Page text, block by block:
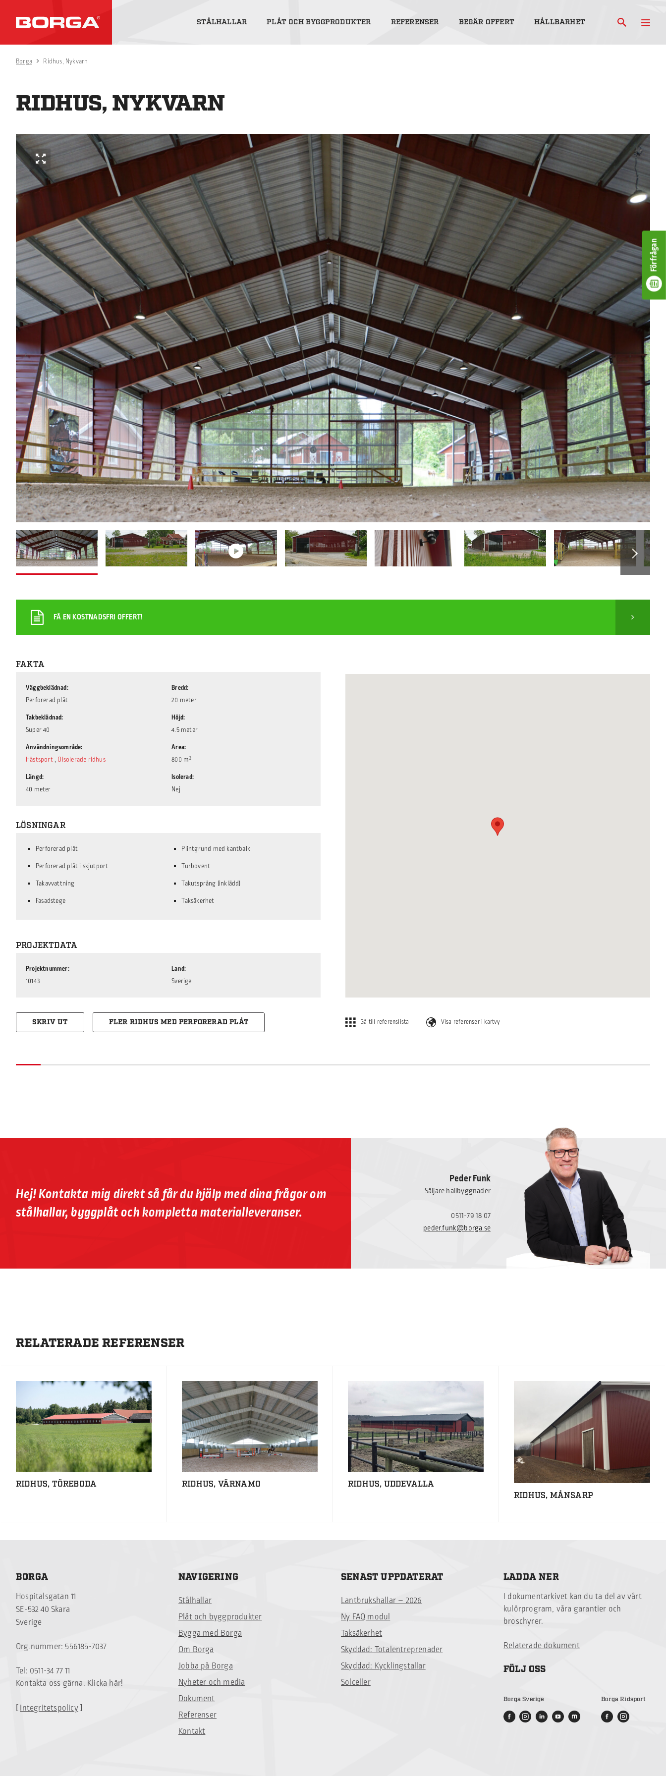
STÅLHALLAR PLÅT OCH BYGGPRODUKTER REFERENSER BEGÄR OFFERT HÅLLBARHET
Förfrågan
Borga Ridhus, Nykvarn
RIDHUS, NYKVARN
FÅ EN KOSTNADSFRI OFFERT!
FAKTA
Väggbeklädnad
Perforerad plåt
Takbeklädnad
Super 40
Användningsområde
Hästsport , Oisolerade ridhus
Längd
40 meter
Bredd
20 meter
Höjd
4.5 meter
Area
800 m²
Isolerad
Nej
LÖSNINGAR
Perforerad plåt
Perforerad plåt i skjutport
Takavvattning
Fasadstege
Plintgrund med kantbalk
Turbovent
Takutsprång (inklädd)
Taksäkerhet
PROJEKTDATA
Projektnummer
10143
Land
Sverige
SKRIV UT FLER RIDHUS MED PERFORERAD PLÅT Gå till referenslista Visa referenser i kartvy
Peder Funk
Säljare hallbyggnader
0511-79 18 07
peder.funk@borga.se
Hej! Kontakta mig direkt så får du hjälp med dina frågor om
stålhallar, byggplåt och kompletta materialleveranser.
RELATERADE REFERENSER
RIDHUS, TÖREBODA RIDHUS, VÄRNAMO
RIDHUS, UDDEVALLA
RIDHUS, MÅNSARP
BORGA
Hospitalsgatan 11
SE-532 40 Skara
Sverige
Org.nummer: 556185-7037
Tel: 0511-34 77 11
Kontakta oss gärna. Klicka här!
[Integritetspolicy]
NAVIGERING
Stålhallar
Plåt och byggprodukter
Bygga med Borga
Om Borga
Jobba på Borga
Nyheter och media
Dokument
Referenser
Kontakt
SENAST UPPDATERAT
Lantbrukshallar – 2026
Ny FAQ modul
Taksäkerhet
Skyddad: Totalentreprenader
Skyddad: Kycklingstallar
Solceller
LADDA NER
I dokumentarkivet kan du ta del av vårt
kulörprogram, våra garantier och
broschyrer.
Relaterade dokument
FÖLJ OSS
Borga Sverige Borga Ridsport